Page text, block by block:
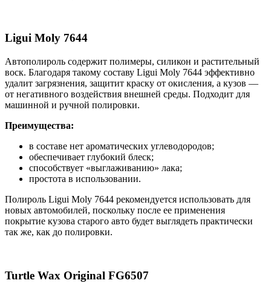
Ligui Moly 7644
Автополироль содержит полимеры, силикон и растительный
воск. Благодаря такому составу Ligui Moly 7644 эффективно
удалит загрязнения, защитит краску от окисления, а кузов —
от негативного воздействия внешней среды. Подходит для
машинной и ручной полировки.
Преимущества:
в составе нет ароматических углеводородов;
обеспечивает глубокий блеск;
способствует «выглаживанию» лака;
простота в использовании.
Полироль Ligui Moly 7644 рекомендуется использовать для
новых автомобилей, поскольку после ее применения
покрытие кузова старого авто будет выглядеть практически
так же, как до полировки.
Turtle Wax Original FG6507